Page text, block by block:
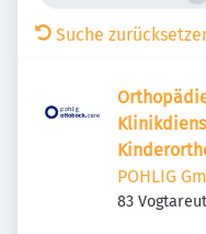
Suche
POHLIG
83